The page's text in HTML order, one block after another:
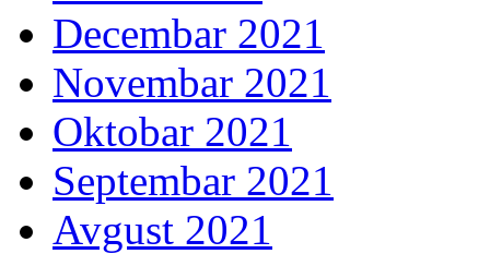
Decembar 2021
Novembar 2021
Oktobar 2021
Septembar 2021
Avgust 2021